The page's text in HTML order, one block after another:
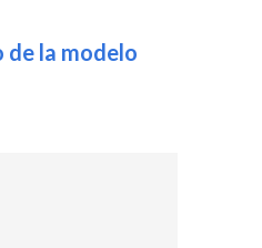
de la modelo